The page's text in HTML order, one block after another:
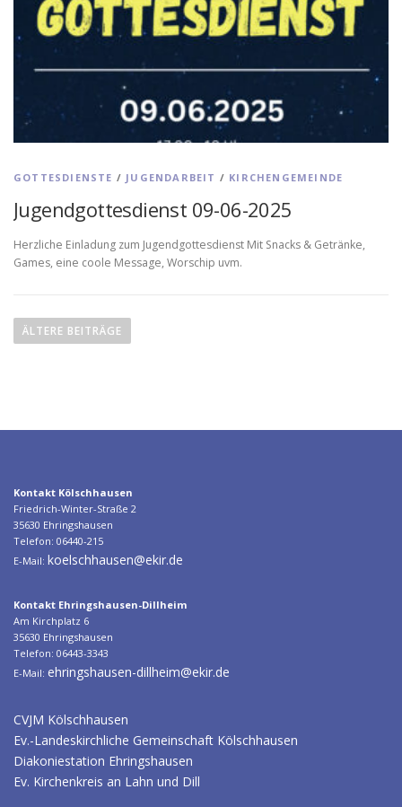
GOTTESDIENSTE / JUGENDARBEIT / KIRCHENGEMEINDE
Jugendgottesdienst 09-06-2025
Herzliche Einladung zum Jugendgottesdienst Mit Snacks & Getränke,
Games, eine coole Message, Worschip uvm.
e
n
a
v
i
a
t
i
o
ÄLTERE BEITRÄGE
Kontakt Kölschhausen
Friedrich-Winter-Straße 2
35630 Ehringshausen
Telefon: 06440-215
E-Mail: koelschhausen@ekir.de
Kontakt Ehringshausen-Dillheim
Am Kirchplatz 6
35630 Ehringshausen
Telefon: 06443-3343
E-Mail: ehringshausen-dillheim@ekir.de
CVJM Kölschhausen
Ev.-Landeskirchliche Gemeinschaft Kölschhausen
Diakoniestation Ehringshausen
Ev. Kirchenkreis an Lahn und Dill